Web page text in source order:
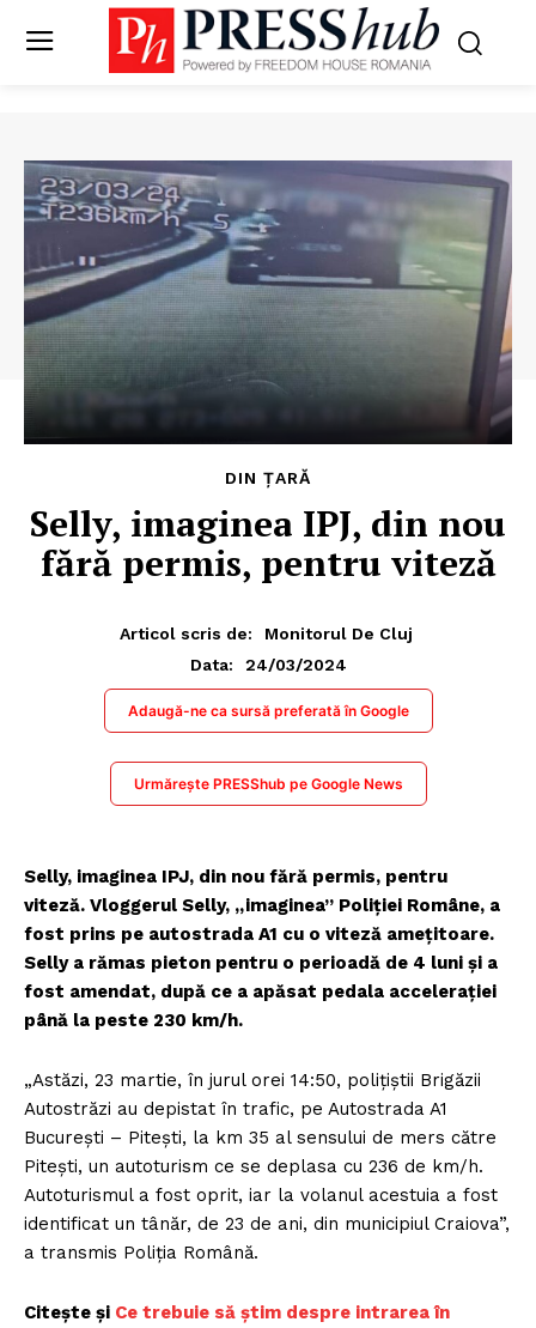
DIN ȚARĂ
Selly, imaginea IPJ, din nou
fără permis, pentru viteză
Articol scris de:
Monitorul De Cluj
Data:
24/03/2024
Adaugă-ne ca sursă preferată în Google
Urmărește PRESShub pe Google News
Selly, imaginea IPJ, din nou fără permis, pentru
viteză. Vloggerul Selly, „imaginea” Poliției Române, a
fost prins pe autostrada A1 cu o viteză amețitoare.
Selly a rămas pieton pentru o perioadă de 4 luni și a
fost amendat, după ce a apăsat pedala accelerației
până la peste 230 km/h.
„Astăzi, 23 martie, în jurul orei 14:50, poliţiştii Brigăzii
Autostrăzi au depistat în trafic, pe Autostrada A1
Bucureşti – Piteşti, la km 35 al sensului de mers către
Piteşti, un autoturism ce se deplasa cu 236 de km/h.
Autoturismul a fost oprit, iar la volanul acestuia a fost
identificat un tânăr, de 23 de ani, din municipiul Craiova”,
a transmis Poliţia Română.
Citește și Ce trebuie să știm despre intrarea în